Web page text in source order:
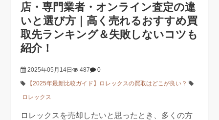
店・専門業者・オンライン査定の違
いと選び方｜高く売れるおすすめ買
取先ランキング＆失敗しないコツも
紹介！
2025年05月14日 487
0
【2025年最新比較ガイド】ロレックスの買取はどこが良い？
ロレックス
ロレックスを売却したいと思ったとき、多くの方